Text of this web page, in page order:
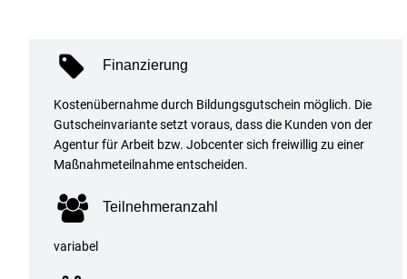
Finanzierung
Kostenübernahme durch Bildungsgutschein möglich. Die
Gutscheinvariante setzt voraus, dass die Kunden von der
Agentur für Arbeit bzw. Jobcenter sich freiwillig zu einer
Maßnahmeteilnahme entscheiden.
Teilnehmeranzahl
variabel